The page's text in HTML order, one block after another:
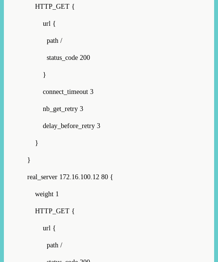
HTTP_GET {
url {
path /
status_code 200
}
connect_timeout 3
nb_get_retry 3
delay_before_retry 3
}
}
real_server 172.16.100.12 80 {
weight 1
HTTP_GET {
url {
path /